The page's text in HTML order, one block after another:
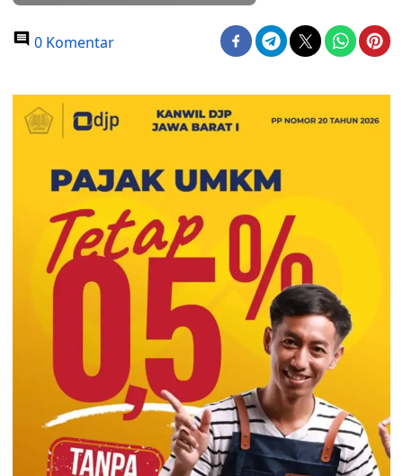
0 Komentar